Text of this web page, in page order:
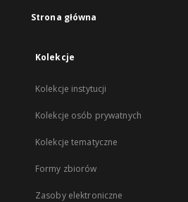
Strona główna
Kolekcje
Kolekcje instytucji
Kolekcje osób prywatnych
Kolekcje tematyczne
Formy zbiorów
Zasoby elektroniczne